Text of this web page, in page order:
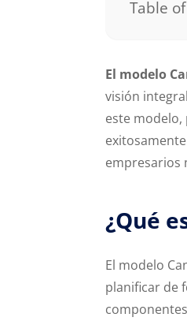
Table
El modelo
visión
este
empresarios
¿Qué
El modelo
planificar de